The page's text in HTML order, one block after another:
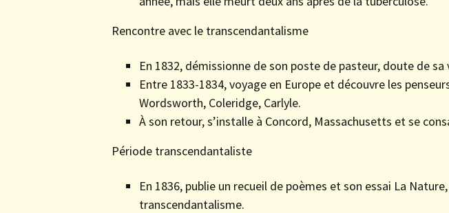
Rencontre avec le transcendantalisme
En 1832, démissionne de son poste de pasteur, doute de
Entre 1833-1834, voyage en Europe et découvre les
Wordsworth, Coleridge, Carlyle.
À son retour, s’installe à Concord, Massachusetts et se
Période transcendantaliste
En 1836, publie un recueil de poèmes et son essai La
transcendantalisme.